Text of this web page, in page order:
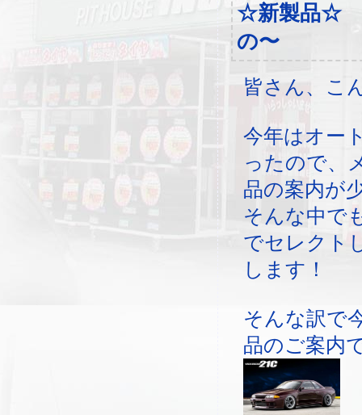
☆新製品☆
の〜
皆さん、こ
今年はオー
ったので、
品の案内が
そんな中で
でセレクト
します！
そんな訳で
品のご案内